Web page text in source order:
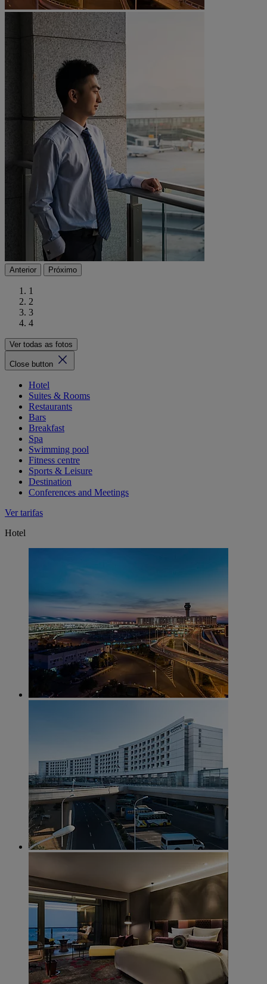
Anterior Próximo
1
2
3
4
Ver todas as fotos
Close button
Hotel
Suites & Rooms
Restaurants
Bars
Breakfast
Spa
Swimming pool
Fitness centre
Sports & Leisure
Destination
Conferences and Meetings
Ver tarifas
Hotel